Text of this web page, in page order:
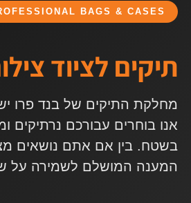
BAGS & CASES
תיקים לציוד
מחלקת התיקים של בנד פרו
אנו בוחרים עבורכם נרתיקים
בשטח. בין אם אתם נושאים
המענה המושלם לשמירה על